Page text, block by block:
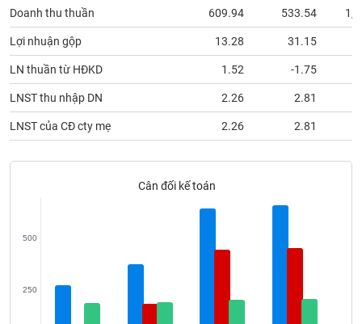
Doanh thu thuần 609.94 533.54
Lợi nhuận gộp 13.28 31.15
LN thuần từ HĐKD 1.52 -1.75
LNST thu nhập DN 2.26 2.81
LNST của CĐ cty mẹ 2.26 2.81
Cân đối kế toán
250
500
Thuật
ngữ
(-)
Dịch
vụ
(-)